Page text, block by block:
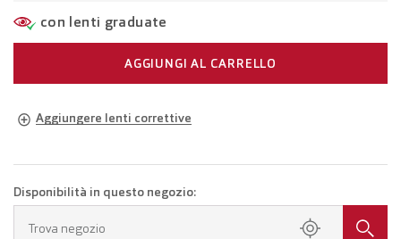
con lenti graduate
AGGIUNGI AL CARRELLO
Aggiungere lenti correttive
Occhiali con lenti monofocali
Fissa un appuntamento presso il tuo negozio.
Disponibilità in questo negozio:
Trova negozio